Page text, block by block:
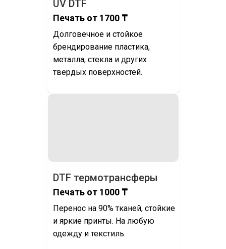
UV DTF
Печать от 1700 ₸
Долговечное и стойкое
брендирование пластика,
металла, стекла и других
твердых поверхностей.
DTF термотрансферы
Печать от 1000 ₸
Перенос на 90% тканей, стойкие
и яркие принты. На любую
одежду и текстиль.